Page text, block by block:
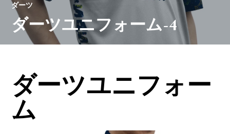
ダーツ
ダーツユニフォーム-4
ダーツユニフォー
ム